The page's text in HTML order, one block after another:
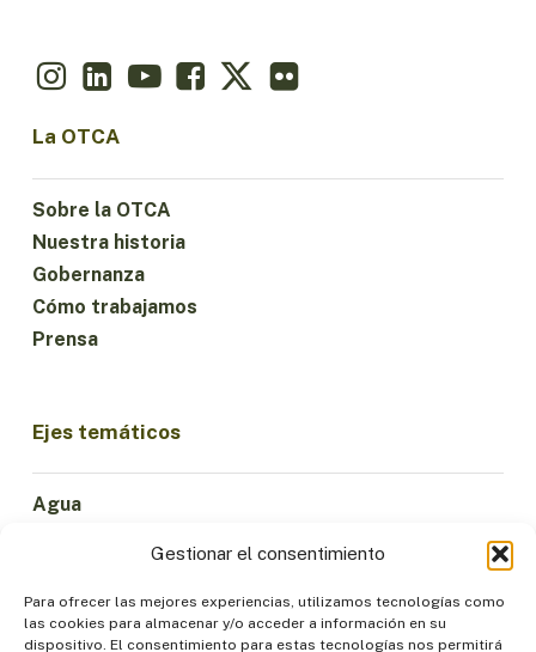
Gestionar el consentimiento
Para ofrecer las mejores experiencias, utilizamos tecnologías como
las cookies para almacenar y/o acceder a información en su
dispositivo. El consentimiento para estas tecnologías nos permitirá
La OTCA
Sobre la OTCA
Nuestra historia
Gobernanza
Cómo trabajamos
Prensa
Ejes temáticos
Agua
Economía Sostenible
Bosques y Biodiversidad